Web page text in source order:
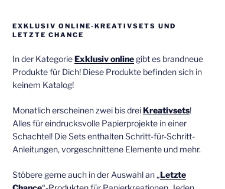
EXKLUSIV ONLINE-KREATIVSETS UND
LETZTE CHANCE
In der KategorieExklusiv onlinegibt es brandneue
Produkte für Dich! Diese Produkte befinden sich in
keinem Katalog!
Monatlich erscheinen zwei bis drei Kreativsets!
Alles für eindrucksvolle Papierprojekte in einer
Schachtel! Die Sets enthalten Schritt-für-Schritt-
Anleitungen, vorgeschnittene Elemente und mehr.
Stöbere gerne auch in der Auswahl an „Letzte